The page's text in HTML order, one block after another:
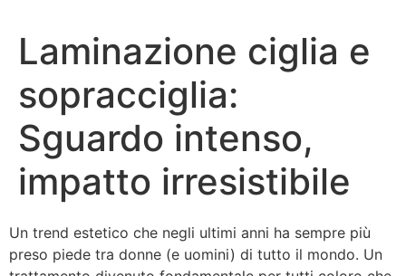
Laminazione ciglia e
sopracciglia:
Sguardo intenso,
impatto irresistibile
Un trend estetico che negli ultimi anni ha sempre più
preso piede tra donne (e uomini) di tutto il mondo. Un